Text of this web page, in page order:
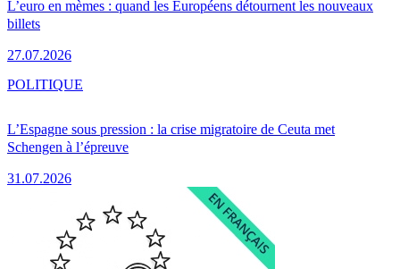
L’euro en mèmes : quand les Européens détournent les nouveaux
billets
27.07.2026
L’Espagne sous pression : la crise migratoire de Ceuta met
Schengen à l’épreuve
31.07.2026
POLITIQUE